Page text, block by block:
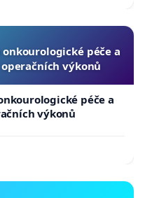
onkourologické péče a
výkonů
péče a
výkonů